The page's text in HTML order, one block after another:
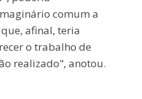
comum a
afinal, teria
o trabalho de
realizado", anotou.